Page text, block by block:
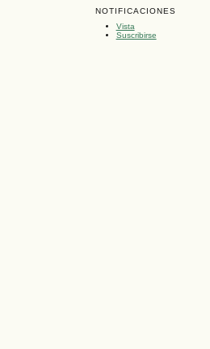
NOTIFICACIONES
Vista
Suscribirse